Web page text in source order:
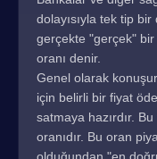
dolayısıyla tek tip
gerçekte "gerçek" bir
oranı denir.
Genel olarak
için belirli bir fiyat
satmaya hazırdır.
oranıdır. Bu oran